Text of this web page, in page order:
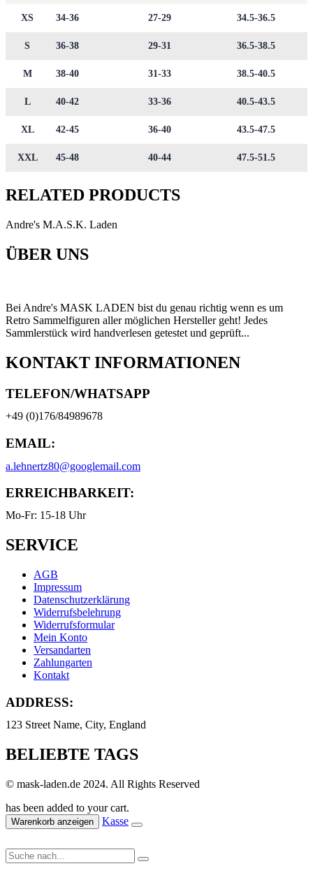
XS 34-36 27-29 34.5-36.5
S 36-38 29-31 36.5-38.5
M 38-40 31-33 38.5-40.5
L 40-42 33-36 40.5-43.5
XL 42-45 36-40 43.5-47.5
XXL 45-48 40-44 47.5-51.5
RELATED PRODUCTS
Andre's M.A.S.K. Laden
ÜBER UNS
Bei Andre's MASK LADEN bist du genau richtig wenn es um
Retro Sammelfiguren aller möglichen Hersteller geht! Jedes
Sammlerstück wird handverlesen getestet und geprüft...
KONTAKT INFORMATIONEN
TELEFON/WHATSAPP
+49 (0)176/84989678
EMAIL:
a.lehnertz80@googlemail.com
ERREICHBARKEIT:
Mo-Fr: 15-18 Uhr
SERVICE
AGB
Impressum
Datenschutzerklärung
Widerrufsbelehrung
Widerrufsformular
Mein Konto
Versandarten
Zahlungarten
Kontakt
ADDRESS:
123 Street Name, City, England
BELIEBTE TAGS
© mask-laden.de 2024. All Rights Reserved
has been added to your cart.
Warenkorb anzeigen Kasse